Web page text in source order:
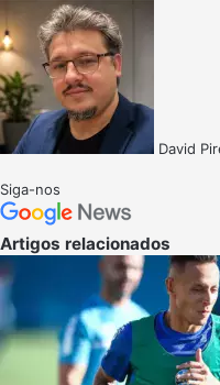
David
Siga-nos
Artigos relacionados